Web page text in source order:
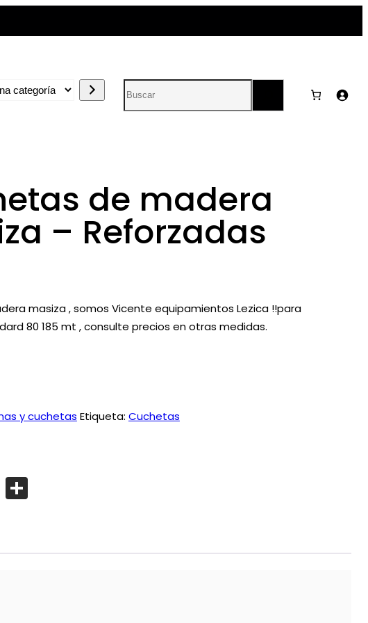
de madera
– Reforzadas
masiza , somos Vicente equipamientos Lezica !!para
80 185 mt , consulte precios en otras medidas.
y cuchetas Etiqueta: Cuchetas
EmailCompartir